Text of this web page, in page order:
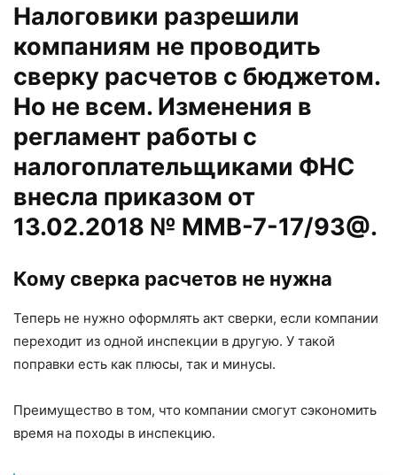
Налоговики разрешили
компаниям не проводить
сверку расчетов с бюджетом.
Но не всем. Изменения в
регламент работы с
налогоплательщиками ФНС
внесла приказом от
13.02.2018 № ММВ-7-17/93@.
Кому сверка расчетов не нужна
Теперь не нужно оформлять акт сверки, если компании
переходит из одной инспекции в другую. У такой
поправки есть как плюсы, так и минусы.
Преимущество в том, что компании смогут сэкономить
время на походы в инспекцию.